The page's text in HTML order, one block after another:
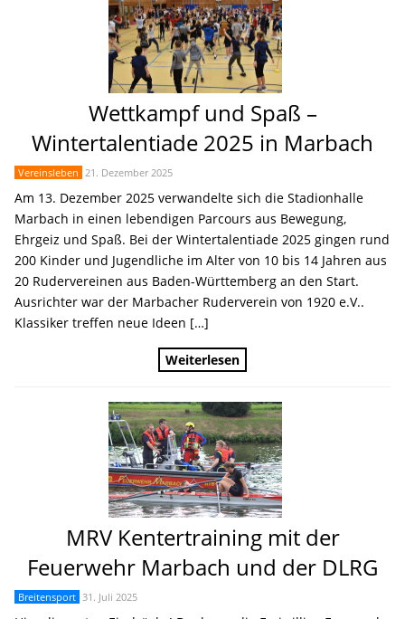
Wettkampf und Spaß –
Wintertalentiade 2025 in Marbach
Vereinsleben 21. Dezember 2025
Am 13. Dezember 2025 verwandelte sich die Stadionhalle
Marbach in einen lebendigen Parcours aus Bewegung,
Ehrgeiz und Spaß. Bei der Wintertalentiade 2025 gingen rund
200 Kinder und Jugendliche im Alter von 10 bis 14 Jahren aus
20 Rudervereinen aus Baden-Württemberg an den Start.
Ausrichter war der Marbacher Ruderverein von 1920 e.V..
Klassiker treffen neue Ideen […]
Weiterlesen
MRV Kentertraining mit der
Feuerwehr Marbach und der DLRG
Breitensport 31. Juli 2025